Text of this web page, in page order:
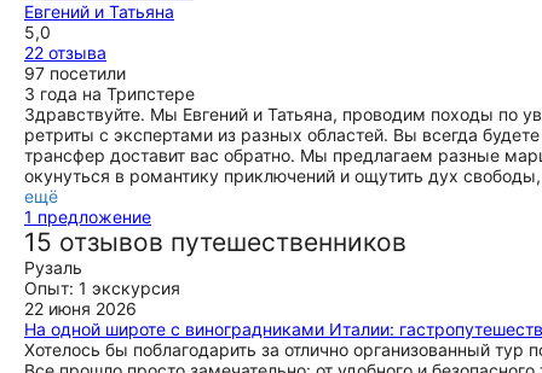
Евгений и Татьяна
5,0
22 отзыва
97 посетили
3 года на Трипстере
Здравствуйте. Мы Евгений и Татьяна, проводим походы по
ретриты с экспертами из разных областей. Вы всегда
трансфер доставит вас обратно. Мы предлагаем разные
окунуться в романтику приключений и ощутить дух
ещё
1 предложение
15 отзывов путешественников
Рузаль
Опыт: 1 экскурсия
22 июня 2026
На одной широте с виноградниками Италии:
Хотелось бы поблагодарить за отлично организованный